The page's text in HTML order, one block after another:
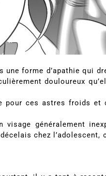
forme d’apathie qui
douloureux
pour ces astres froids et
généralement
chez l’adolescent,